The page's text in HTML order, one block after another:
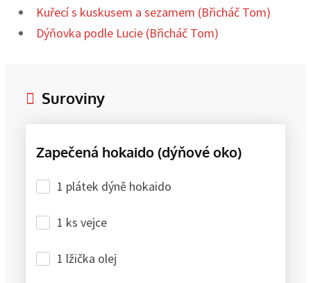
Kuřecí s kuskusem a sezamem (Břicháč Tom)
Dýňovka podle Lucie (Břicháč Tom)
Suroviny
Zapečená hokaido (dýňové oko)
1 plátek dýně hokaido
1 ks vejce
1 lžička olej